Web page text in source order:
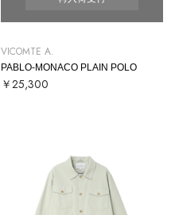
VICOMTE A.
PABLO-MONACO PLAIN POLO
￥25,300